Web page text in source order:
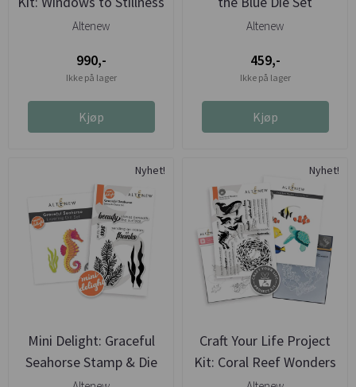
Altenew
990,-
Ikke på lager
Kjøp
Altenew
459,-
Ikke på lager
Kjøp
Nyhet!
Mini Delight: Graceful
Seahorse Stamp & Die
Nyhet!
Craft Your Life Project
Kit: Coral Reef Wonders